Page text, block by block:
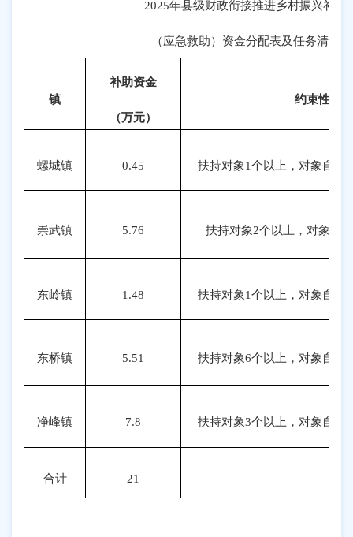
2025年县级财政衔接推进乡村振兴补助
（应急救助）资金分配表及任务清单
镇
补助资金
（万元）
约束性任
螺城镇 0.45 扶持对象1个以上，对象自付
崇武镇 5.76 扶持对象2个以上，对象自
东岭镇 1.48 扶持对象1个以上，对象自付
东桥镇 5.51 扶持对象6个以上，对象自付
净峰镇 7.8 扶持对象3个以上，对象自付
合计 21